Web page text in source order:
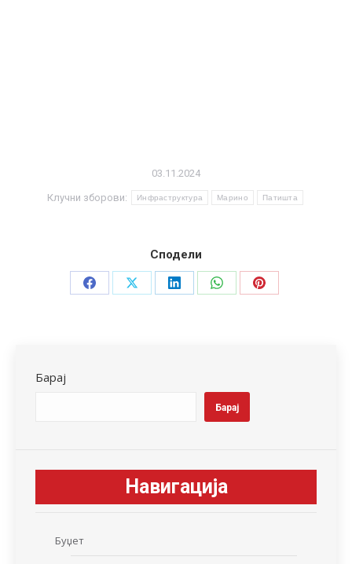
03.11.2024
Клучни зборови: Инфраструктура Марино Патишта
Сподели
Share
Share
Share
Share
Share
Барај
Барај
Навигација
Буџет